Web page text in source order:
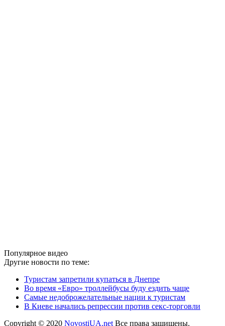
Популярное видео
Другие новости по теме:
Туристам запретили купаться в Днепре
Во время «Евро» троллейбусы буду ездить чаще
Самые недоброжелательные нации к туристам
В Киеве начались репрессии против секс-торговли
Copyright © 2020 NovostiUA.net Все права защищены.